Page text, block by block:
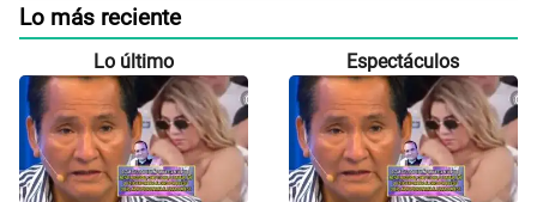
Lo más reciente
Lo último Espectáculos